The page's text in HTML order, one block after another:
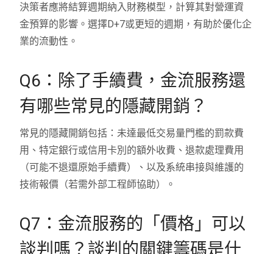
決策者應將結算週期納入財務模型，計算其對營運資
金預算的影響。選擇D+7或更短的週期，有助於優化企
業的流動性。
Q6：除了手續費，金流服務還
有哪些常見的隱藏開銷？
常見的隱藏開銷包括：未達最低交易量門檻的罰款費
用、特定銀行或信用卡別的額外收費、退款處理費用
（可能不退還原始手續費）、以及系統串接與維護的
技術報價（若需外部工程師協助）。
Q7：金流服務的「價格」可以
談判嗎？談判的關鍵籌碼是什